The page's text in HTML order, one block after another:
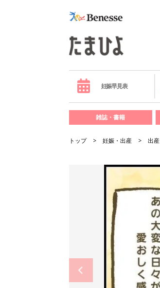
妊娠早見表
雑誌・書籍
トップ 妊娠・出産 出産